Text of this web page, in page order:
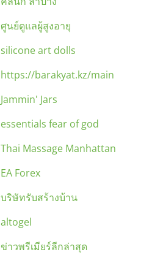
ศูนย์ดูแลผู้สูงอายุ
silicone art dolls
https://barakyat.kz/main
Jammin' Jars
essentials fear of god
Thai Massage Manhattan
EA Forex
บริษัทรับสร้างบ้าน
altogel
ข่าวพรีเมียร์ลีกล่าสุด